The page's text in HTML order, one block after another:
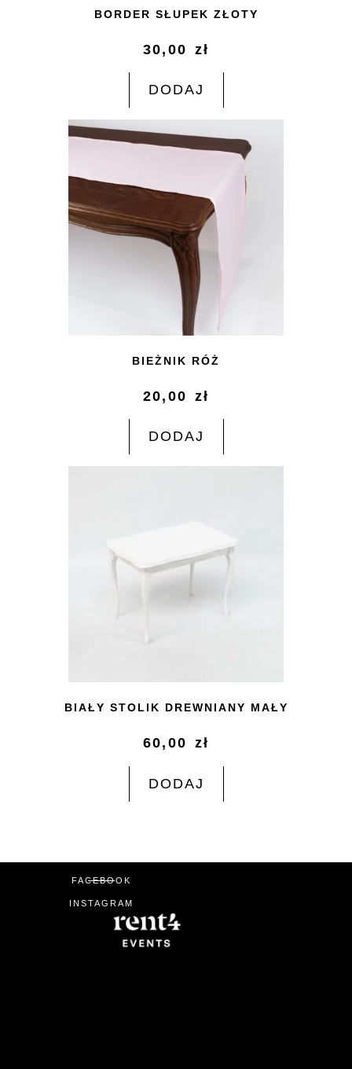
BORDER SŁUPEK ZŁOTY
30,00 zł
DODAJ
BIEŻNIK RÓŻ
20,00 zł
DODAJ
BIAŁY STOLIK DREWNIANY MAŁY
60,00 zł
DODAJ
FACEBOOK
INSTAGRAM